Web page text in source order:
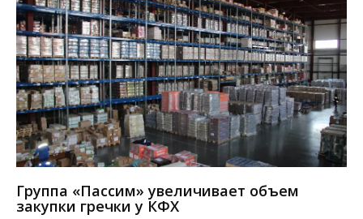
Группа «Пассим» увеличивает объем
закупки гречки у КФХ